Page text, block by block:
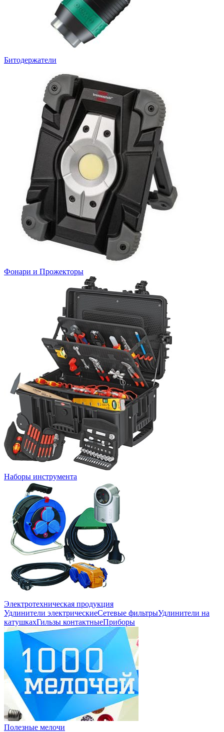
Битодержатели
Фонари и Прожекторы
Наборы инструмента
Электротехническая продукция
Удлинители электрическиеСетевые фильтрыУдлинители на
катушкахГильзы контактныеПриборы
Полезные мелочи